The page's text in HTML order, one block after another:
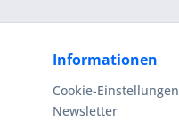
Informationen
Cookie-Einstellungen
Newsletter